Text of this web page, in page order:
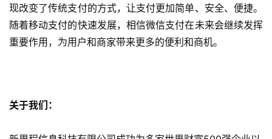
H
5
开
信
现改变了传统支付的方式，让支付更加简单、安全、便捷。
随着移动支付的快速发展，相信微信支付在未来会继续发挥
重要作用，为用户和商家带来更多的便利和商机。
关于我们：